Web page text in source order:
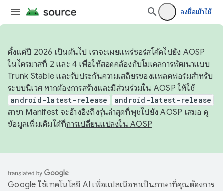
ลงชื่อเข้าใช้
ตั้งแต่ปี 2026 เป็นต้นไป เราจะเผยแพร่ซอร์สโค้ดไปยัง AOSP
ในไตรมาสที่ 2 และ 4 เพื่อให้สอดคล้องกับโมเดลการพัฒนาแบบ
Trunk Stable และรับประกันความเสถียรของแพลตฟอร์มสำหรับ
ระบบนิเวศ หากต้องการสร้างและมีส่วนร่วมใน AOSP ให้ใช้
android-latest-release android-latest-release
สาขา Manifest จะอ้างอิงถึงรุ่นล่าสุดที่พุชไปยัง AOSP เสมอ ดู
ข้อมูลเพิ่มเติมได้ที่การเปลี่ยนแปลงใน AOSP
Google ใช้เทคโนโลยี AI เพื่อแปลเนื้อหาเป็นภาษาที่คุณต้องการ